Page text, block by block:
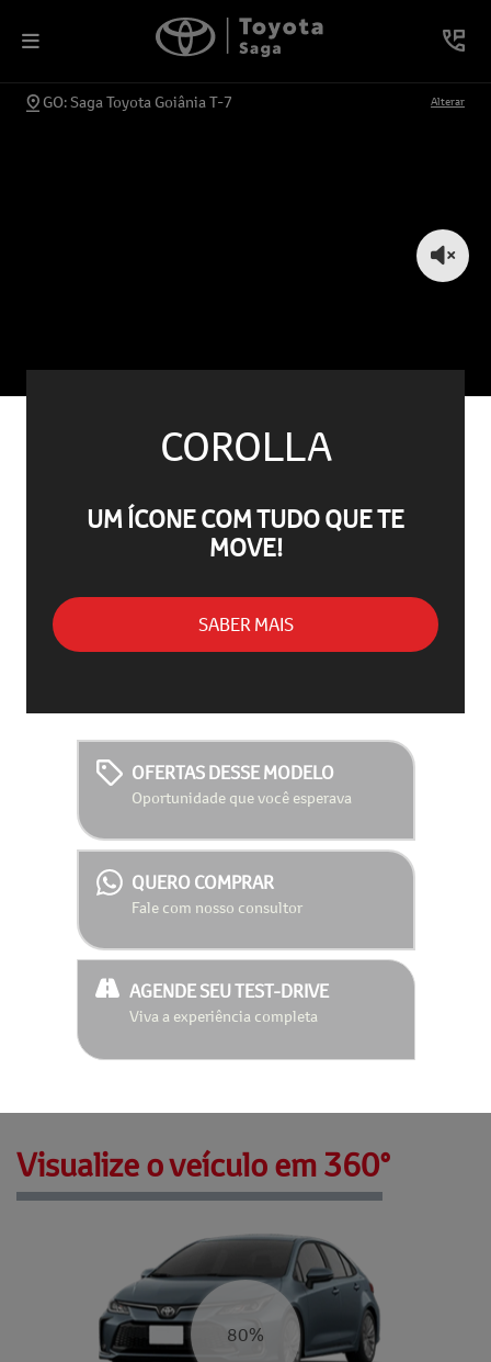
GO: Saga Toyota Goiânia T-7 Alterar
COROLLA
UM ÍCONE COM TUDO QUE TE
MOVE!
SABER MAIS
OFERTAS DESSE MODELO
Oportunidade que você esperava
QUERO COMPRAR
Fale com nosso consultor
AGENDE SEU TEST-DRIVE
Viva a experiência completa
Visualize o veículo em 360°
87%